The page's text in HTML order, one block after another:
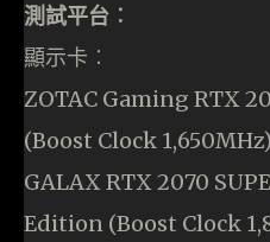
測試平台︰
顯示卡︰
ZOTAC Gaming RTX
(Boost Clock 1,650MHz)
GALAX RTX 2070
Edition (Boost Clock